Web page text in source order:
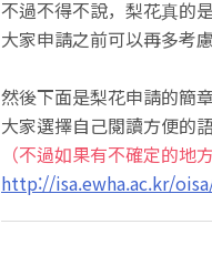
不過不得不說，梨花真的
大家申請之前可以再多考
然後下面是梨花申請的簡
大家選擇自己閱讀方便的
（不過如果有不確定的地
http://isa.ewha.ac.kr/